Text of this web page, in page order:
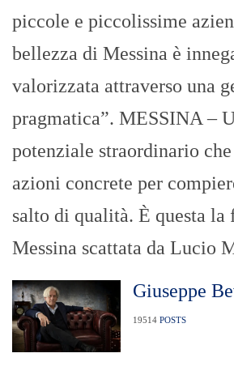
piccole e piccolissime
bellezza di Messina è
valorizzata attraverso una
pragmatica”. MESSINA –
potenziale straordinario
azioni concrete per
salto di qualità. È questa la
Messina scattata da Lucio
Giuseppe
19514 POSTS